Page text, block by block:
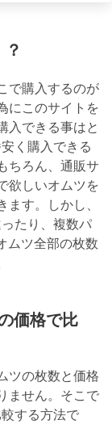
で購入するのが
にこのサイトを
入できる事はと
く購入できる
ちろん、通販サ
欲しいオムツを
す。しかし、
たり、複数パ
ムツ全部の枚数
価格で比
ツの枚数と価格
ません。そこで
する方法で